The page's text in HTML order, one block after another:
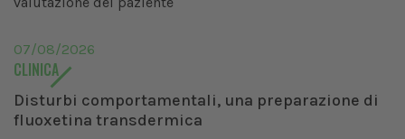
07/08/2026
CLINICA
Disturbi comportamentali, una preparazione di
fluoxetina transdermica